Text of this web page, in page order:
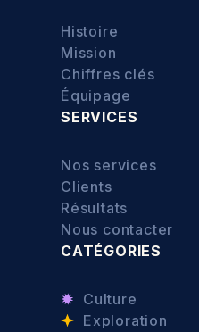
Histoire
Mission
Chiffres clés
Équipage
SERVICES
Nos services
Clients
Résultats
Nous contacter
CATÉGORIES
Culture
Exploration